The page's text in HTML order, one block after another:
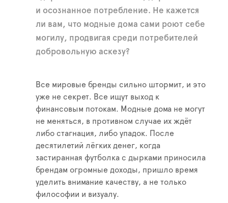
и осознанное потребление. Не кажется
ли вам, что модные дома сами роют себе
могилу, продвигая среди потребителей
добровольную аскезу?
Все мировые бренды сильно штормит, и это
уже не секрет. Все ищут выход к
финансовым потокам. Модные дома не могут
не меняться, в противном случае их ждёт
либо стагнация, либо упадок. После
десятилетий лёгких денег, когда
застиранная футболка с дырками приносила
брендам огромные доходы, пришло время
уделить внимание качеству, а не только
философии и визуалу.